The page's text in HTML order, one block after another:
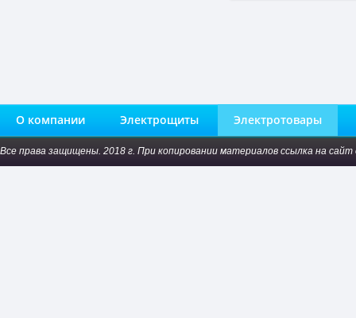
О компании Электрощиты Электротовары
Все права защищены. 2018 г. При копировании материалов ссылка на сайт